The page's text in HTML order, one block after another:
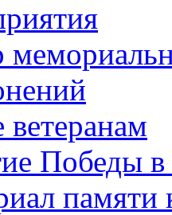
Победы
памяти